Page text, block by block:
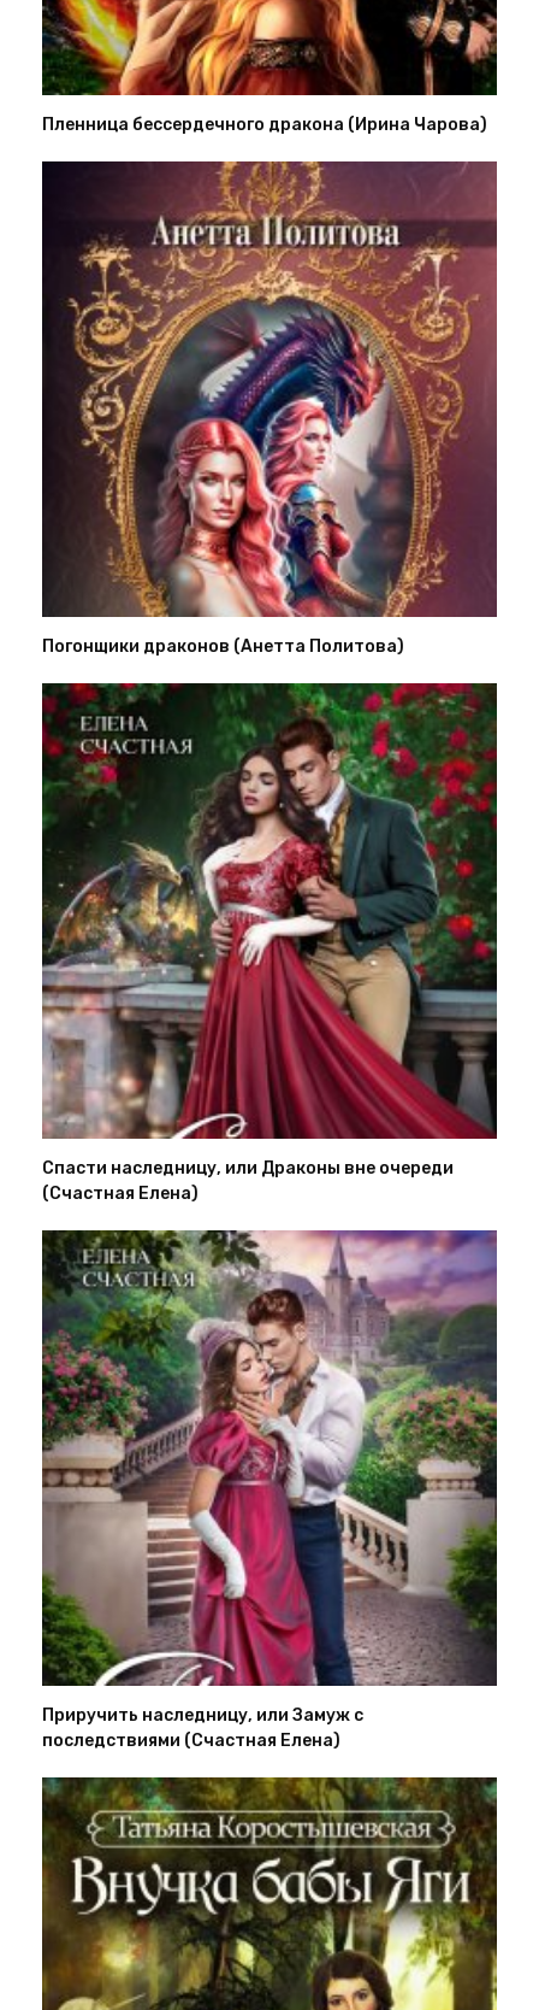
Пленница бессердечного дракона (Ирина Чарова)
Погонщики драконов (Анетта Политова)
Спасти наследницу, или Драконы вне очереди
(Счастная Елена)
Приручить наследницу, или Замуж с
последствиями (Счастная Елена)